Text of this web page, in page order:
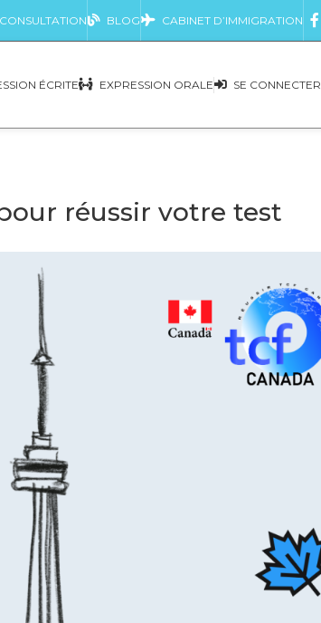
CONSULTATION BLOG CABINET D’IMMIGRATION
ÉCRITE EXPRESSION ORALE SE CONNECTER
réussir votre test